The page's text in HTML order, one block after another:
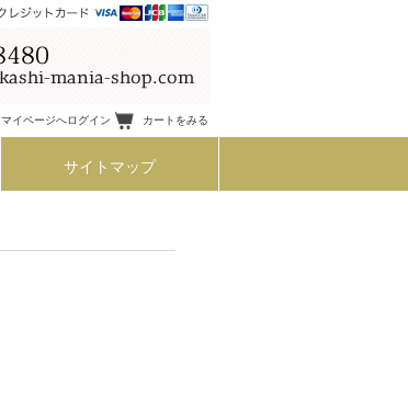
マイページへログイン カートをみる
サイトマップ